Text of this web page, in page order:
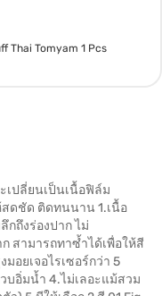
Thai Tomyam 1 Pcs
ปลี่ยนเป็นเนื้อฟิล์ม
สดชัด ติดทนนาน 1.เนื้อ
กถึงร่องปาก ไม่
สามารถทาซ้ำได้เพื่อให้สี
อยเจอไรเซอร์กว่า 5
บอิ่มน้ำ 4.ไม่เลอะแม้สวม